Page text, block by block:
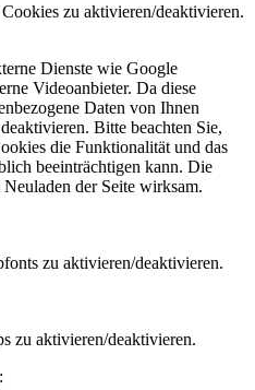
zu aktivieren/deaktivieren.
Dienste wie Google
Videoanbieter. Da diese
Daten von Ihnen
Bitte beachten Sie,
die Funktionalität und das
beeinträchtigen kann. Die
der Seite wirksam.
zu aktivieren/deaktivieren.
zu aktivieren/deaktivieren.